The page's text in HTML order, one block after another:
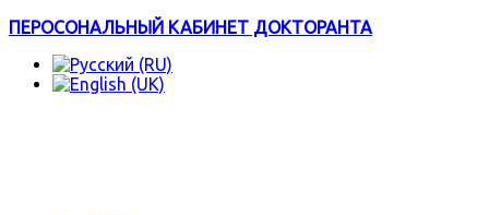
ПЕРОСОНАЛЬНЫЙ КАБИНЕТ ДОКТОРАНТА